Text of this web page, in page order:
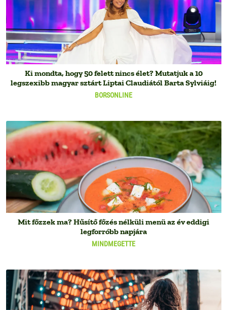
BORSONLINE
Ki mondta, hogy 50 felett nincs élet? Mutatjuk a 10
legszexibb magyar sztárt Liptai Claudiától Barta Sylviáig!
MINDMEGETTE
Mit főzzek ma? Hűsítő főzés nélküli menü az év eddigi
legforróbb napjára